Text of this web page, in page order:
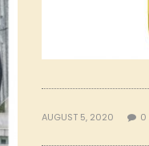
AUGUST 5, 2020 0